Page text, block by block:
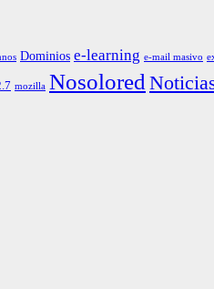
Dominios e-learning e-mail masivo
mozilla Nosolored